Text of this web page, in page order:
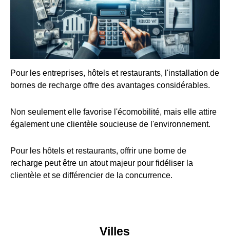
Pour les entreprises, hôtels et restaurants, l'installation de
bornes de recharge offre des avantages considérables.
Non seulement elle favorise l'écomobilité, mais elle attire
également une clientèle soucieuse de l'environnement.
Pour les hôtels et restaurants, offrir une borne de
recharge peut être un atout majeur pour fidéliser la
clientèle et se différencier de la concurrence.
Villes